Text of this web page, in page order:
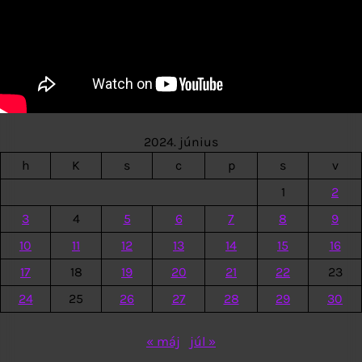
2024. június
h
K s c p s
v
1
2
3
4 5 6 7 8
9
10
11 12 13 14 15
16
17
18 19 20 21 22
23
24
25 26 27 28 29 30
« máj júl »